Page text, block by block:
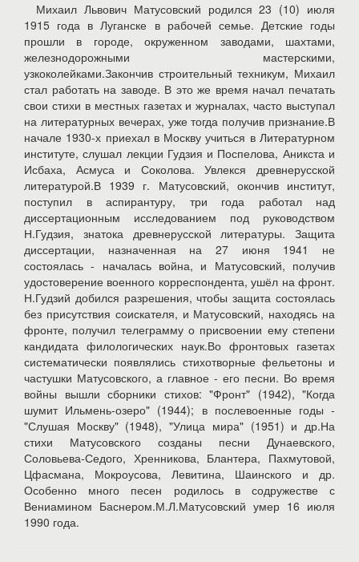
Михаил Львович Матусовский родился 23 (10) июля
1915 года в Луганске в рабочей семье. Детские годы
прошли в городе, окруженном заводами, шахтами,
железнодорожными мастерскими,
узкоколейками.Закончив строительный техникум, Михаил
стал работать на заводе. В это же время начал печатать
свои стихи в местных газетах и журналах, часто выступал
на литературных вечерах, уже тогда получив признание.В
начале 1930-х приехал в Москву учиться в Литературном
институте, слушал лекции Гудзия и Поспелова, Аникста и
Исбаха, Асмуса и Соколова. Увлекся древнерусской
литературой.В 1939 г. Матусовский, окончив институт,
поступил в аспирантуру, три года работал над
диссертационным исследованием под руководством
Н.Гудзия, знатока древнерусской литературы. Защита
диссертации, назначенная на 27 июня 1941 не
состоялась - началась война, и Матусовский, получив
удостоверение военного корреспондента, ушёл на фронт.
Н.Гудзий добился разрешения, чтобы защита состоялась
без присутствия соискателя, и Матусовский, находясь на
фронте, получил телеграмму о присвоении ему степени
кандидата филологических наук.Во фронтовых газетах
систематически появлялись стихотворные фельетоны и
частушки Матусовского, а главное - его песни. Во время
войны вышли сборники стихов: "Фронт" (1942), "Когда
шумит Ильмень-озеро" (1944); в послевоенные годы -
"Слушая Москву" (1948), "Улица мира" (1951) и др.На
стихи Матусовского созданы песни Дунаевского,
Соловьева-Седого, Хренникова, Блантера, Пахмутовой,
Цфасмана, Мокроусова, Левитина, Шаинского и др.
Особенно много песен родилось в содружестве с
Вениамином Баснером.М.Л.Матусовский умер 16 июля
1990 года.